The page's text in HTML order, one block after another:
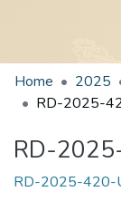
Home 2025
RD-
RD-2025-420-